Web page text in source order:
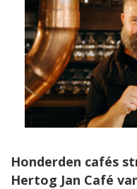
Honderden cafés
Hertog Jan Café